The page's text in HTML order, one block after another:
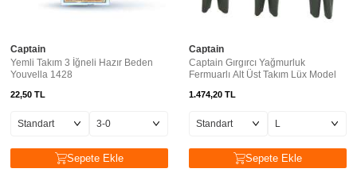
Captain
Yemli Takım 3 İğneli Hazır Beden
Youvella 1428
22,50 TL
Sepete Ekle
Captain
Captain Gırgırcı Yağmurluk
Fermuarlı Alt Üst Takım Lüx Model
1.474,20 TL
Sepete Ekle